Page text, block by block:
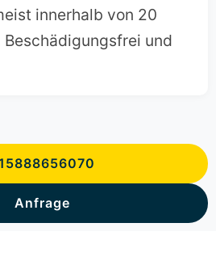
innerhalb von 20
und
Anfrage